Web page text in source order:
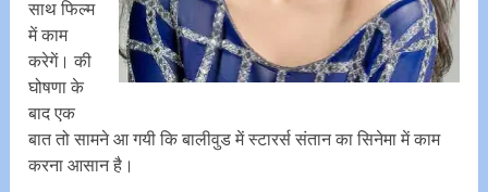
साथ फिल्म
में काम
करेगें। की
घोषणा के
बाद एक
बात तो सामने आ गयी कि बालीवुड में स्टारर्स संतान का सिनेमा में काम
करना आसान है।